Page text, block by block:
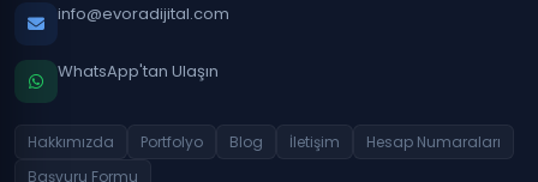
info@evoradijital.com
WhatsApp'tan Ulaşın
Hakkımızda Portfolyo Blog İletişim
Hesap Numaraları
Başvuru Formu